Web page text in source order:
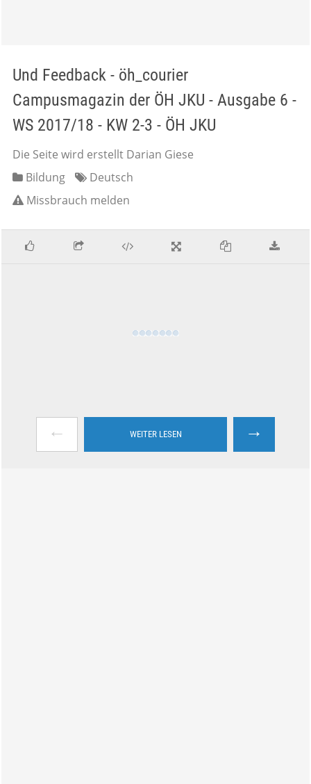
Und Feedback - öh_courier
Campusmagazin der ÖH JKU - Ausgabe 6 -
WS 2017/18 - KW 2-3 - ÖH JKU
Die Seite wird erstellt Darian Giese
Bildung
Deutsch
Missbrauch melden
← WEITER LESEN →